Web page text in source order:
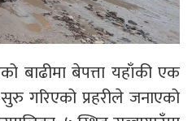
बाढीमा बेपत्ता यहाँकी एक
गरिएको प्रहरीले जनाएको